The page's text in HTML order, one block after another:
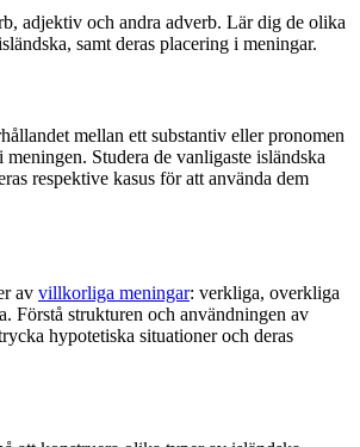
adjektiv och andra adverb. Lär dig de olika
samt deras placering i meningar.
mellan ett substantiv eller pronomen
meningen. Studera de vanligaste isländska
respektive kasus för att använda dem
av villkorliga meningar: verkliga, overkliga
Förstå strukturen och användningen av
hypotetiska situationer och deras